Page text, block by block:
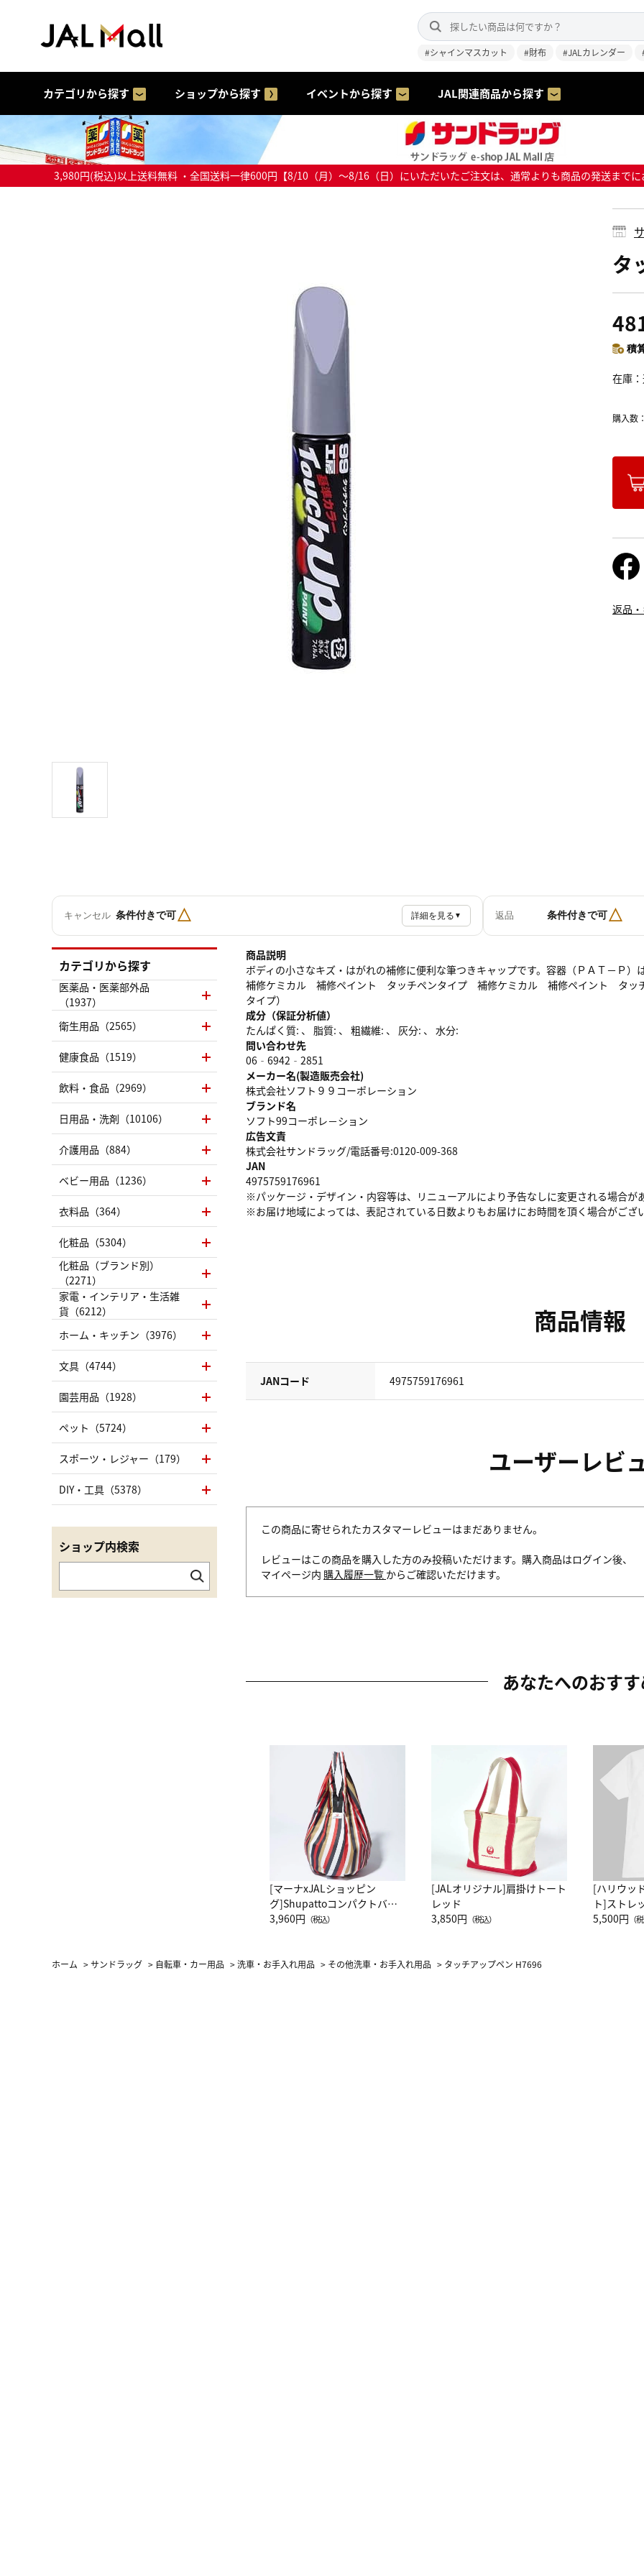
#シャインマスカット #財布 #JALカレンダー
カテゴリから探す ショップから探す イベントから探す JAL関連商品から探す
3,980円(税込)以上送料無料 ・全国送料一律600円【8/10（月）～8/16（日）にいただいたご注文は、通常よりも商品の発送まで
タ
積
在庫
購入数
返品
キャンセル 条件付きで可△ 詳細を見る ▼ 返品 条件付きで可△
商品説明
ボディの小さなキズ・はがれの補修に便利な筆つきキャップです。容器（ＰＡＴ－Ｐ）
補修ケミカル 補修ペイント タッチペンタイプ 補修ケミカル 補修ペイント タ
タイプ）
成分（保証分析値）
たんぱく質: 、 脂質: 、 粗繊維: 、 灰分: 、 水分:
問い合わせ先
06‐6942‐2851
メーカー名(製造販売会社)
株式会社ソフト９９コーポレーション
ブランド名
ソフト99コーポレ－ション
広告文責
株式会社サンドラッグ/電話番号:0120-009-368
JAN
4975759176961
※パッケージ・デザイン・内容等は、リニューアルにより予告なしに変更される場合が
※お届け地域によっては、表記されている日数よりもお届けにお時間を頂く場合がござ
商品情報
JANコード 4975759176961
ユーザーレビ
この商品に寄せられたカスタマーレビューはまだありません。
レビューはこの商品を購入した方のみ投稿いただけます。購入商品はログイン後、
マイページ内 購入履歴一覧 からご確認いただけます。
あなたへのおす
[マーナxJALショッピン
グ]Shupattoコンパクトバッ
グ Drop JAL客室乗務員
3,960円 （税込）
[JALオリジナル]肩掛けトート
レッド
3,850円 （税込）
[ハリウッ
ト]ストレ
ーネック
5,500円 （
カテゴリから探す
医薬品・医薬部外品
（1937）
衛生用品（2565）
健康食品（1519）
飲料・食品（2969）
日用品・洗剤（10106）
介護用品（884）
ベビー用品（1236）
衣料品（364）
化粧品（5304）
化粧品（ブランド別）
（2271）
家電・インテリア・生活雑
貨（6212）
ホーム・キッチン（3976）
文具（4744）
園芸用品（1928）
ペット（5724）
スポーツ・レジャー（179）
DIY・工具（5378）
ショップ内検索
ホーム >サンドラッグ > 自転車・カー用品 >洗車・お手入れ用品 > その他洗車・お手入れ用品 > タッチアップペン H7696